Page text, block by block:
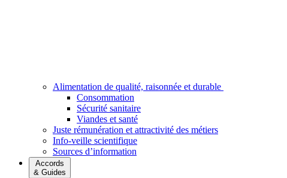
Alimentation de qualité, raisonnée et durable
Consommation
Sécurité sanitaire
Viandes et santé
Juste rémunération et attractivité des métiers
Info-veille scientifique
Sources d’information
Accords
& Guides